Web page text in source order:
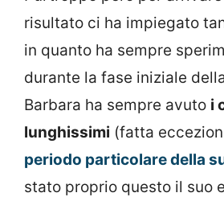
risultato ci ha impiegato
in quanto ha sempre
durante la fase iniziale
Barbara ha sempre avuto i
lunghissimi (fatta
periodo particolare della
stato proprio questo il suo